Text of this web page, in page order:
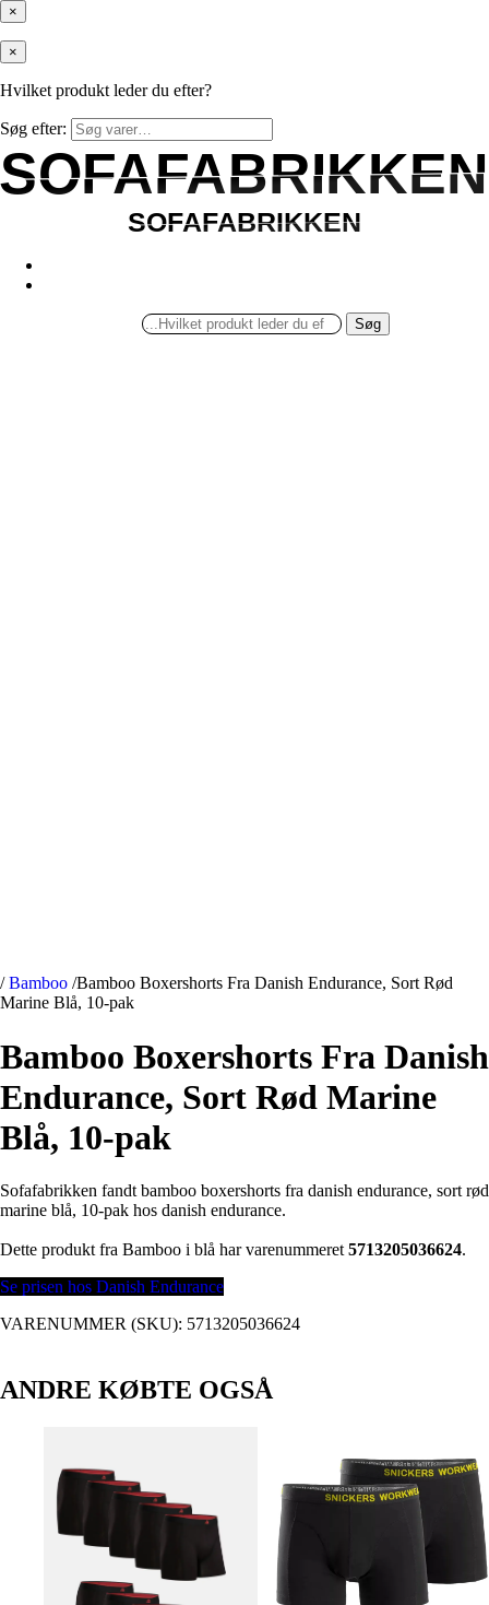
×
×
Hvilket produkt leder du efter?
Søg efter:
SOFAFABRIKKEN
SOFAFABRIKKEN
SOFAFABRIKKEN
Søg
/ Bamboo /Bamboo Boxershorts Fra Danish Endurance, Sort Rød
Marine Blå, 10-pak
Bamboo Boxershorts Fra Danish
Endurance, Sort Rød Marine
Blå, 10-pak
Sofafabrikken fandt bamboo boxershorts fra danish endurance, sort rød
marine blå, 10-pak hos danish endurance.
Dette produkt fra Bamboo i blå har varenummeret 5713205036624.
Se prisen hos Danish Endurance
VARENUMMER (SKU): 5713205036624
ANDRE KØBTE OGSÅ